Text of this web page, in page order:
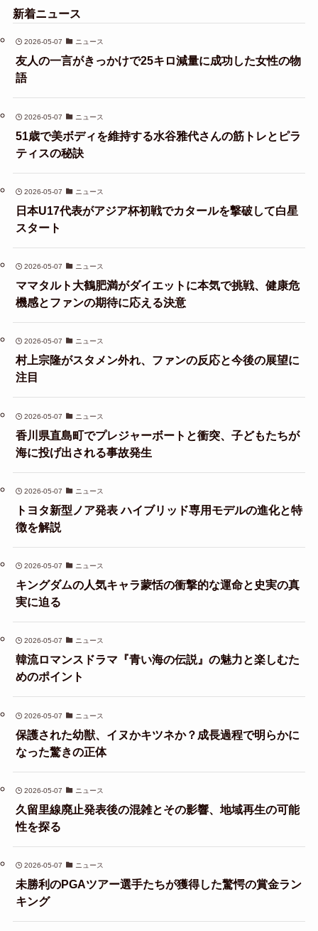
新着ニュース
2026-05-07 ニュース
友人の一言がきっかけで25キロ減量に成功した女性の物
語
2026-05-07 ニュース
51歳で美ボディを維持する水谷雅代さんの筋トレとピラ
ティスの秘訣
2026-05-07 ニュース
日本U17代表がアジア杯初戦でカタールを撃破して白星
スタート
2026-05-07 ニュース
ママタルト大鶴肥満がダイエットに本気で挑戦、健康危
機感とファンの期待に応える決意
2026-05-07 ニュース
村上宗隆がスタメン外れ、ファンの反応と今後の展望に
注目
2026-05-07 ニュース
香川県直島町でプレジャーボートと衝突、子どもたちが
海に投げ出される事故発生
2026-05-07 ニュース
トヨタ新型ノア発表 ハイブリッド専用モデルの進化と特
徴を解説
2026-05-07 ニュース
キングダムの人気キャラ蒙恬の衝撃的な運命と史実の真
実に迫る
2026-05-07 ニュース
韓流ロマンスドラマ『青い海の伝説』の魅力と楽しむた
めのポイント
2026-05-07 ニュース
保護された幼獣、イヌかキツネか？成長過程で明らかに
なった驚きの正体
2026-05-07 ニュース
久留里線廃止発表後の混雑とその影響、地域再生の可能
性を探る
2026-05-07 ニュース
未勝利のPGAツアー選手たちが獲得した驚愕の賞金ラン
キング